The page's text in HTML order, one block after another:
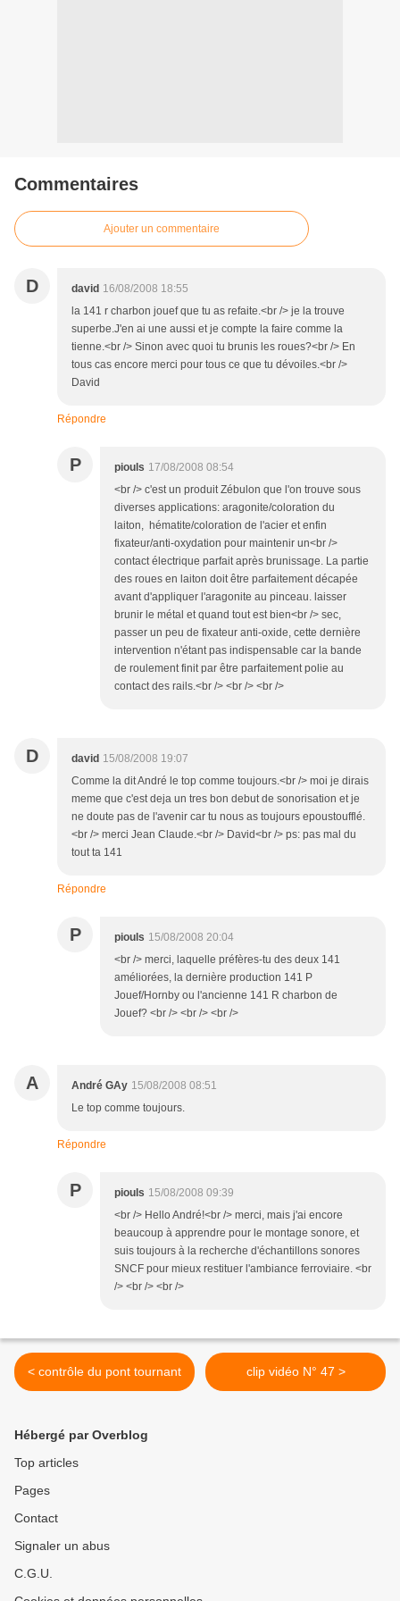
Commentaires
Ajouter un commentaire
D david 16/08/2008 18:55
la 141 r charbon jouef que tu as refaite.<br /> je la trouve
superbe.J'en ai une aussi et je compte la faire comme la
tienne.<br /> Sinon avec quoi tu brunis les roues?<br /> En
tous cas encore merci pour tous ce que tu dévoiles.<br />
David
Répondre
P piouls 17/08/2008 08:54
<br /> c'est un produit Zébulon que l'on trouve sous
diverses applications: aragonite/coloration du
laiton, hématite/coloration de l'acier et enfin
fixateur/anti-oxydation pour maintenir un<br />
contact électrique parfait après brunissage. La partie
des roues en laiton doit être parfaitement décapée
avant d'appliquer l'aragonite au pinceau. laisser
brunir le métal et quand tout est bien<br /> sec,
passer un peu de fixateur anti-oxide, cette dernière
intervention n'étant pas indispensable car la bande
de roulement finit par être parfaitement polie au
contact des rails.<br /> <br /> <br />
D david 15/08/2008 19:07
Comme la dit André le top comme toujours.<br /> moi je dirais
meme que c'est deja un tres bon debut de sonorisation et je
ne doute pas de l'avenir car tu nous as toujours epoustoufflé.
<br /> merci Jean Claude.<br /> David<br /> ps: pas mal du
tout ta 141
Répondre
P piouls 15/08/2008 20:04
<br /> merci, laquelle préfères-tu des deux 141
améliorées, la dernière production 141 P
Jouef/Hornby ou l'ancienne 141 R charbon de
Jouef? <br /> <br /> <br />
A André GAy 15/08/2008 08:51
Le top comme toujours.
Répondre
P piouls 15/08/2008 09:39
<br /> Hello André!<br /> merci, mais j'ai encore
beaucoup à apprendre pour le montage sonore, et
suis toujours à la recherche d'échantillons sonores
SNCF pour mieux restituer l'ambiance ferroviaire. <br
/> <br /> <br />
< contrôle du pont tournant clip vidéo N° 47 >
Hébergé par Overblog
Top articles
Pages
Contact
Signaler un abus
C.G.U.